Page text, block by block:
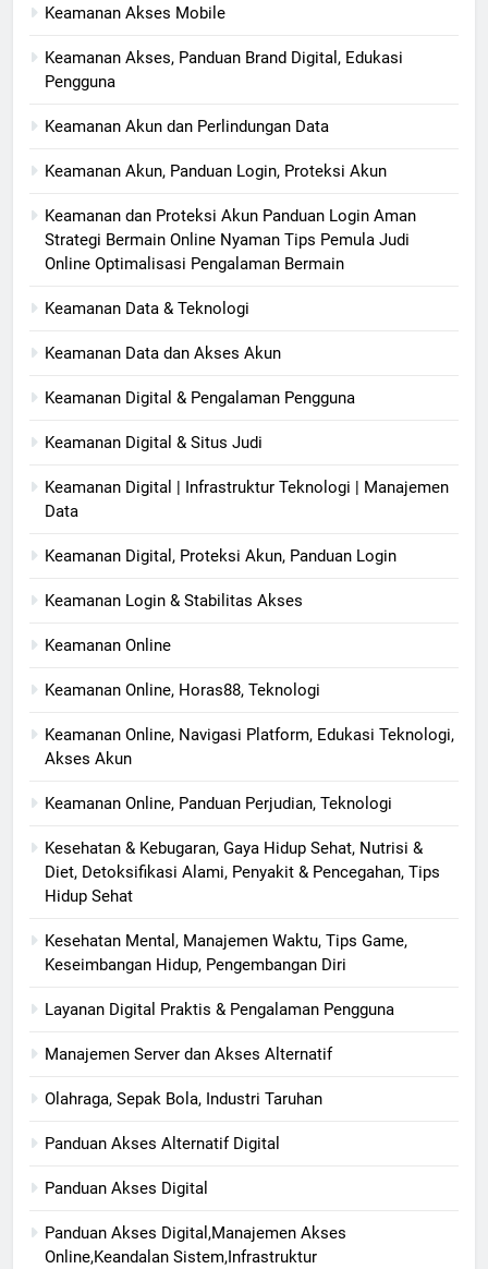
Keamanan Akses Mobile
Keamanan Akses, Panduan Brand Digital, Edukasi
Pengguna
Keamanan Akun dan Perlindungan Data
Keamanan Akun, Panduan Login, Proteksi Akun
Keamanan dan Proteksi Akun Panduan Login Aman
Strategi Bermain Online Nyaman Tips Pemula Judi
Online Optimalisasi Pengalaman Bermain
Keamanan Data & Teknologi
Keamanan Data dan Akses Akun
Keamanan Digital & Pengalaman Pengguna
Keamanan Digital & Situs Judi
Keamanan Digital | Infrastruktur Teknologi | Manajemen
Data
Keamanan Digital, Proteksi Akun, Panduan Login
Keamanan Login & Stabilitas Akses
Keamanan Online
Keamanan Online, Horas88, Teknologi
Keamanan Online, Navigasi Platform, Edukasi Teknologi,
Akses Akun
Keamanan Online, Panduan Perjudian, Teknologi
Kesehatan & Kebugaran, Gaya Hidup Sehat, Nutrisi &
Diet, Detoksifikasi Alami, Penyakit & Pencegahan, Tips
Hidup Sehat
Kesehatan Mental, Manajemen Waktu, Tips Game,
Keseimbangan Hidup, Pengembangan Diri
Layanan Digital Praktis & Pengalaman Pengguna
Manajemen Server dan Akses Alternatif
Olahraga, Sepak Bola, Industri Taruhan
Panduan Akses Alternatif Digital
Panduan Akses Digital
Panduan Akses Digital,Manajemen Akses
Online,Keandalan Sistem,Infrastruktur